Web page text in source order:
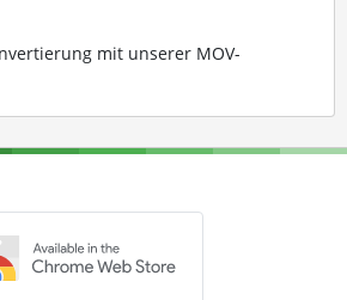
mit unserer MOV-